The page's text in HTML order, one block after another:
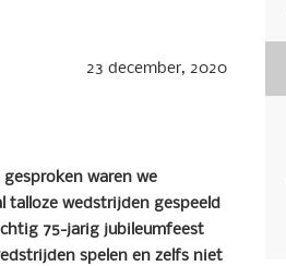
23 december, 2020
waren we
talloze wedstrijden gespeeld
75-jarig jubileumfeest
spelen en zelfs niet